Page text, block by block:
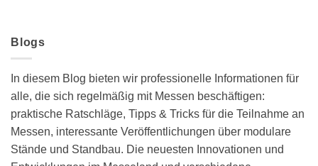
Blogs
In diesem Blog bieten wir professionelle Informationen für
alle, die sich regelmäßig mit Messen beschäftigen:
praktische Ratschläge, Tipps & Tricks für die Teilnahme an
Messen, interessante Veröffentlichungen über modulare
Stände und Standbau. Die neuesten Innovationen und